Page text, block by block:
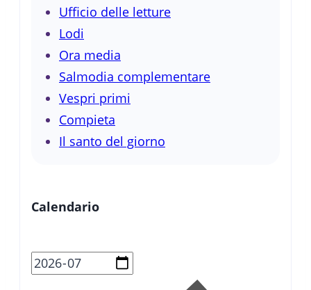
Ufficio delle letture
Lodi
Ora media
Salmodia complementare
Vespri primi
Compieta
Il santo del giorno
Calendario